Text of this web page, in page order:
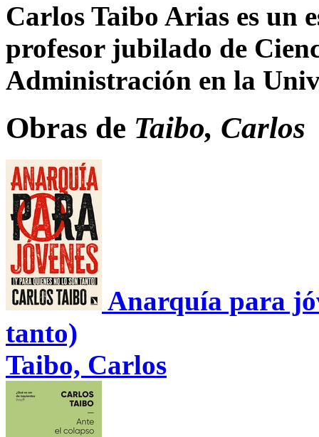
Carlos Taibo Arias es un
profesor jubilado​ de
Administración en la
Obras de Taibo, Carlos
Anarquía para
tanto)
Taibo, Carlos